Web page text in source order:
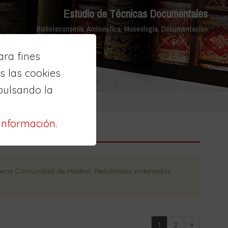
fines
las cookies
la
.
Estudio de Técnicas Documentales
Biblioteconomía, Archivistica, Museología, Documentación
Comunidad de Madrid. Resultados ordenados
1
2 »